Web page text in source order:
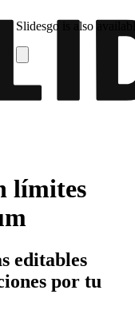
Slidesgo is also
límites
editables
por tu